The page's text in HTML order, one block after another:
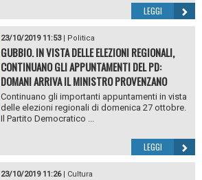
LEGGI
23/10/2019 11:53| Politica
GUBBIO. IN VISTA DELLE ELEZIONI REGIONALI,
CONTINUANO GLI APPUNTAMENTI DEL PD:
DOMANI ARRIVA IL MINISTRO PROVENZANO
Continuano gli importanti appuntamenti in vista
delle elezioni regionali di domenica 27 ottobre.
Il Partito Democratico ...
LEGGI
23/10/2019 11:26| Cultura